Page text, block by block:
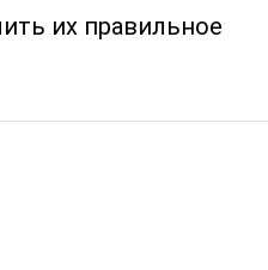
их правильное